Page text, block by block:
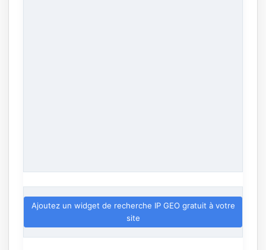
Ajoutez un widget de recherche IP GEO gratuit à votre
site